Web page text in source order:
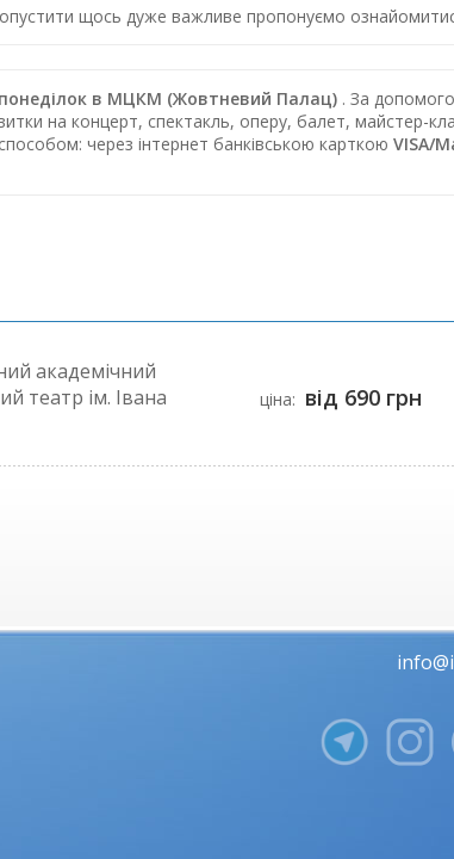
щось дуже важливе пропонуємо
в МЦКМ (Жовтневий Палац) . За
на концерт, спектакль, оперу, балет, майстер-
через інтернет банківською карткою VISA/
академічний
театр ім. Івана
ціна: від 690 грн